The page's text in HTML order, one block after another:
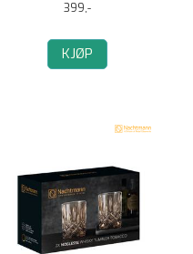
399,-
KJØP